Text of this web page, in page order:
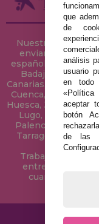
Nuestra tienda de
enviamos tus
español: Álava,
Badajoz,
Canarias, Cantabria,
Cuenca, Gerona,
Huesca, Jaén, La
Lugo, Madrid,
Palencia,
Tarragona,
Trabajamos con
entregas
cuando el
que
de
análisis
usuario
en todo
«Política
aceptar
botón
de las